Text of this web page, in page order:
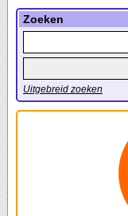
Zoeken
Uitgebreid zoeken